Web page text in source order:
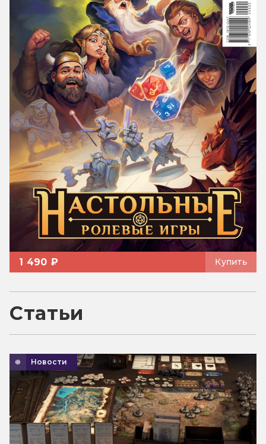
1 490 ₽ Купить
Статьи
Новости